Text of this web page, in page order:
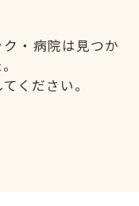
・病院は見つか
ください。